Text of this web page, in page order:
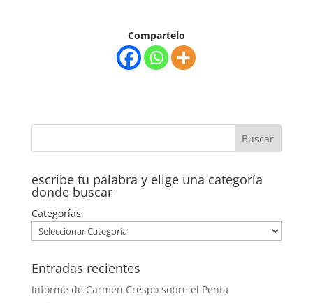
Compartelo
escribe tu palabra y elige una categoría
donde buscar
Categorías
Entradas recientes
Informe de Carmen Crespo sobre el Penta